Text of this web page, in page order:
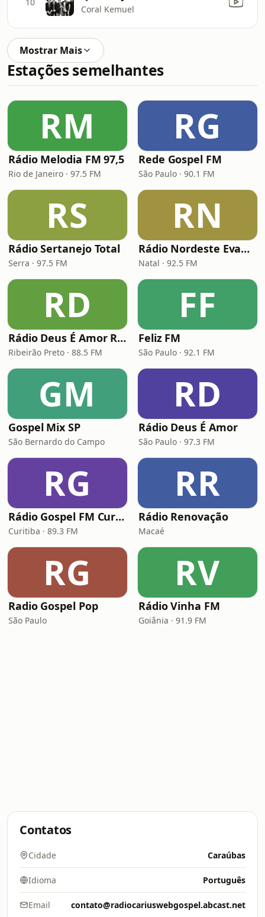
Coral Kemuel
Mostrar Mais
Estações semelhantes
RM
Rádio Melodia FM 97,5
Rio de Janeiro · 97.5 FM
RG
Rede Gospel FM
São Paulo · 90.1 FM
RS
Rádio Sertanejo Total
Serra · 97.5 FM
RN
Rádio Nordeste Evangélica
Natal · 92.5 FM
RD
Rádio Deus É Amor Ribeirão Preto
Ribeirão Preto · 88.5 FM
FF
Feliz FM
São Paulo · 92.1 FM
GM
Gospel Mix SP
São Bernardo do Campo
RD
Rádio Deus É Amor
São Paulo · 97.3 FM
RG
Rádio Gospel FM Curitiba
Curitiba · 89.3 FM
RR
Rádio Renovação
Macaé
RG
Radio Gospel Pop
São Paulo
RV
Rádio Vinha FM
Goiânia · 91.9 FM
Contatos
Cidade Caraúbas
Idioma Português
Email contato@radiocariuswebgospel.abcast.net